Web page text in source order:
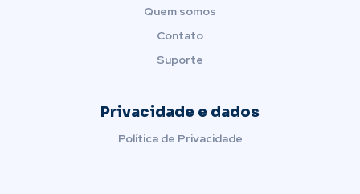
Quem somos
Contato
Suporte
Privacidade e dados
Política de Privacidade